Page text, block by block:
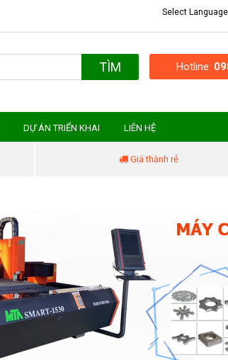
Select Language
TÌM Hotline:
DỰ ÁN TRIỂN KHAI LIÊN HỆ
Giá thành rẻ